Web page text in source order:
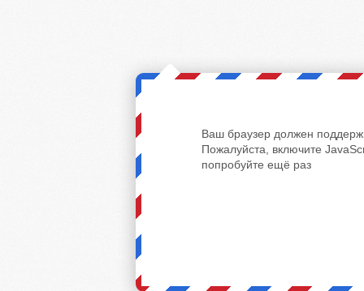
Ваш браузер должен
Пожалуйста, включите
попробуйте ещё раз